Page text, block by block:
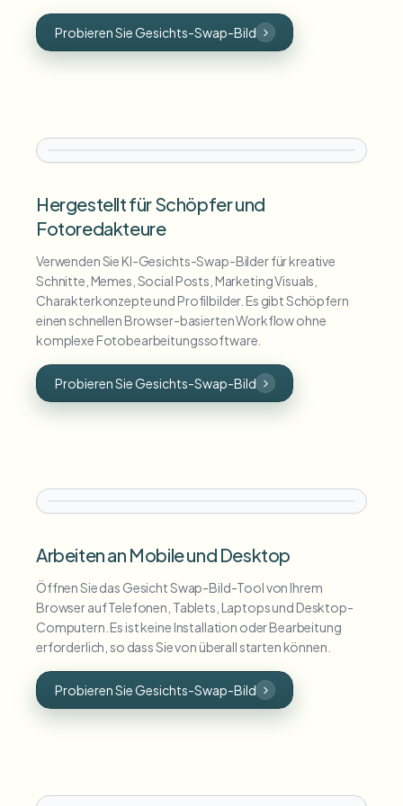
Probieren Sie Gesichts-Swap-Bild
Hergestellt für Schöpfer und
Fotoredakteure
Verwenden Sie KI-Gesichts-Swap-Bilder für kreative
Schnitte, Memes, Social Posts, Marketing Visuals,
Charakterkonzepte und Profilbilder. Es gibt Schöpfern
einen schnellen Browser-basierten Workflow ohne
komplexe Fotobearbeitungssoftware.
Probieren Sie Gesichts-Swap-Bild
Arbeiten an Mobile und Desktop
Öffnen Sie das Gesicht Swap-Bild-Tool von Ihrem
Browser auf Telefonen, Tablets, Laptops und Desktop-
Computern. Es ist keine Installation oder Bearbeitung
erforderlich, so dass Sie von überall starten können.
Probieren Sie Gesichts-Swap-Bild